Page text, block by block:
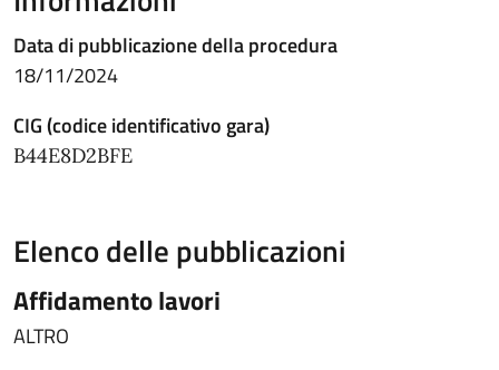
Data di pubblicazione della procedura
18/11/2024
CIG (codice identificativo gara)
B44E8D2BFE
Elenco delle pubblicazioni
Affidamento lavori
ALTRO